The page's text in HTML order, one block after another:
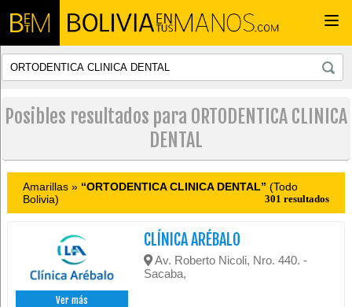
Posibles resultados para ORTODENTICA CLINICA
DENTAL
Amarillas » “ORTODENTICA CLINICA DENTAL” (Todo
Bolivia)
301 resultados
Ver más
CLÍNICA ARÉBALO
Av. Roberto Nicoli, Nro. 440. -
Sacaba,